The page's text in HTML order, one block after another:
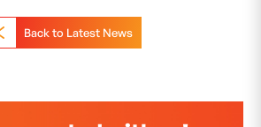
Back to Latest News